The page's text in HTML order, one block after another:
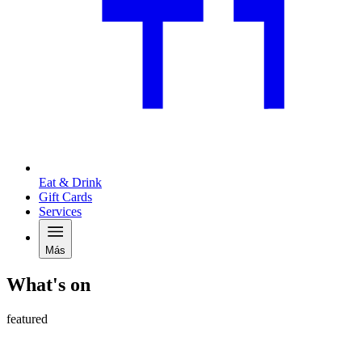
Eat & Drink
Gift Cards
Services
Más
What's on
featured